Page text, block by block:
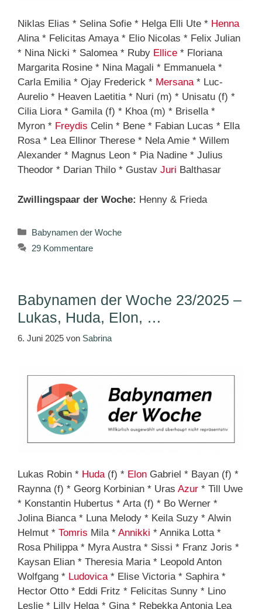
Niklas Elias * Selina Sofie * Helga Elli Ute * Henna
Alina * Felicitas Amaya * Elio Nicolas * Felix Julian
* Nina Nicki * Salomea * Ruby Ellice * Floriana
Margarita Rosine * Nina Magali * Emmanuela *
Carla Emilia * Ojay Frederick * Mersana* Luc-
Aurelio * Heaven Laetitia * Nuri (m) * Unisatu (f) *
Cilia Liora * Gamila (f) * Khoa (m) * Brisella *
Myron * Freydis Celin * Bene * Fabian Lucas * Ella
Rosa * Lea Ellinor Therese * Nela Amie * Willem
Alexander * Magnus Leon * Pia Nadine * Julius
Theodor * Darian Thilo * Gustav Juri Balthasar
Zwillingspaar der Woche: Henny & Frieda
Kategorien
Babynamen der Woche
29 Kommentare
Babynamen der Woche 23/2025 –
Lukas, Huda, Elon, …
6. Juni 2025 von Sabrina
Lukas Robin * Huda(f) * Elon Gabriel * Bayan (f) *
Raynna (f) * Georg Korbinian * Uras Azur * Till Uwe
* Konstantin Hubertus * Arta (f) * Bo Werner *
Jolina Bianca * Luna Melody * Keila Suzy * Alwin
Helmut * Tomris Mila * Annikki * Annika Lotta *
Rosa Philippa * Myra Austra * Sissi * Franz Joris *
Kaysan Elian * Theresia Maria * Leopold Anton
Wolfgang * Ludovica* Elise Victoria * Saphira *
Hector Otto * Eddi Fritz * Felicitas Sunny * Lino
Leslie * Lilly Helga * Gina * Rebekka Antonia Lea